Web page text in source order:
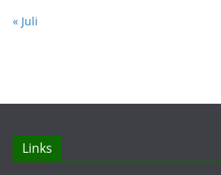
« Juli
Links